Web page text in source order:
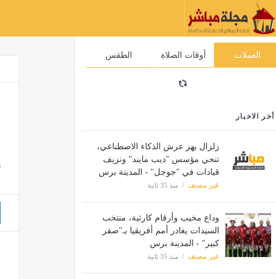
العملات أوقات الصلاة الطقس
أخر الاخبار
زلزال يهز عرش الذكاء الاصطناعي،
تنحي مؤسس "ديب مايند" ونزيف
قيادات في "جوجل" - المدينة برس
غير مصنف منذ 35 ثانية
وداع مخيب وأرقام كارثية، منتخب
السيدات يغادر أمم أفريقيا بـ"صفر
كبير" - المدينة برس
غير مصنف منذ 35 ثانية